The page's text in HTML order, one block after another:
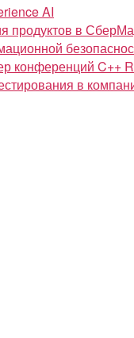
AI
продуктов в
конференций C++
в